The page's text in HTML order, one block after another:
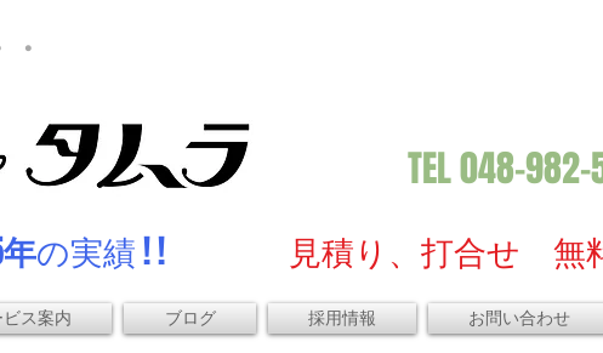
TEL 048-
年の実績 ! ! 見積り、打合せ 無
ス案内 ブログ 採用情報 お問い合わせ